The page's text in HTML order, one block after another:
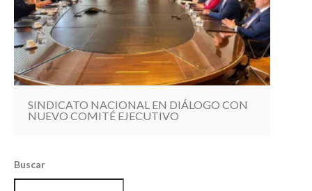
SINDICATO NACIONAL EN DIÁLOGO CON
NUEVO COMITÉ EJECUTIVO
Buscar